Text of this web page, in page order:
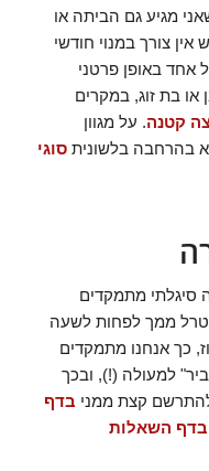
מגיע גם הביתה או
אין צורך במנוי חודשי
אחד באופן פרטני
בת זוג, במקרים
קטנה. על מגוון
בהרחבה בלשונית סוגי
סיגלתי מתמקדים
ממך לפחות לשעה
כך אנחנו מתמקדים
למעולה (!), ובכך
קצת ממני בדף
בדף השאלות